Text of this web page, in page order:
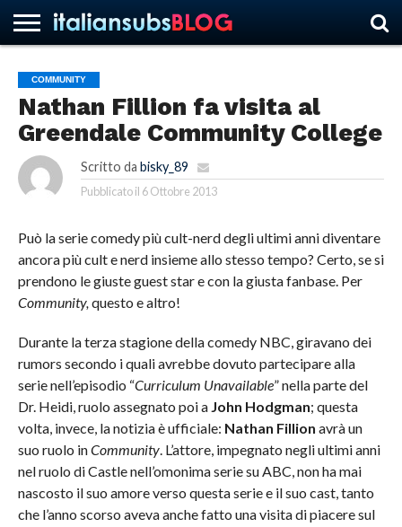
HOME
NEWS
ASCOLTI
RECENSIONI
INTERVISTE
CURIOSITÀ
CHI
SIAMO
CONTATTACI
FORUM
ITALIANSUBS
COMMUNITY
Nathan Fillion fa visita al
Greendale Community College
Scritto da bisky_89
Pubblicato il 6 Ottobre 2013
Può la serie comedy più cult-nerd degli ultimi anni diventare
ancora più cult e nerd insieme allo stesso tempo? Certo, se si
prendono le giuste guest star e con la giusta fanbase. Per
Community,questo e altro!
Durante la terza stagione della comedy NBC, giravano dei
rumors secondo i quali avrebbe dovuto partecipare alla
serie nell’episodio “Curriculum Unavailable” nella parte del
Dr. Heidi, ruolo assegnato poi a John Hodgman; questa
volta, invece, la notizia è ufficiale: Nathan Fillion avrà un
suo ruolo inCommunity. L’attore, impegnato negli ultimi anni
nel ruolo di Castle nell’omonima serie su ABC, non ha mai
nascosto il suo amore verso questa serie e il suo cast, tanto
che l’anno scorso aveva anche fatto una visita di piacere sul